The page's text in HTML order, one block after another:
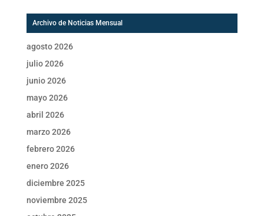
Archivo de Noticias Mensual
agosto 2026
julio 2026
junio 2026
mayo 2026
abril 2026
marzo 2026
febrero 2026
enero 2026
diciembre 2025
noviembre 2025